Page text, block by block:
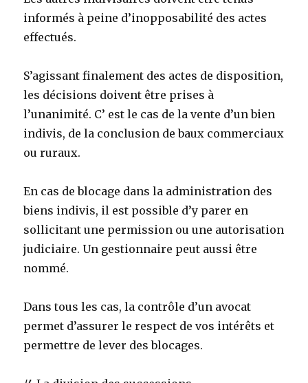
informés à peine d’inopposabilité des actes
effectués.
S’agissant finalement des actes de disposition,
les décisions doivent être prises à
l’unanimité. C’ est le cas de la vente d’un bien
indivis, de la conclusion de baux commerciaux
ou ruraux.
En cas de blocage dans la administration des
biens indivis, il est possible d’y parer en
sollicitant une permission ou une autorisation
judiciaire. Un gestionnaire peut aussi être
nommé.
Dans tous les cas, la contrôle d’un avocat
permet d’assurer le respect de vos intérêts et
permettre de lever des blocages.